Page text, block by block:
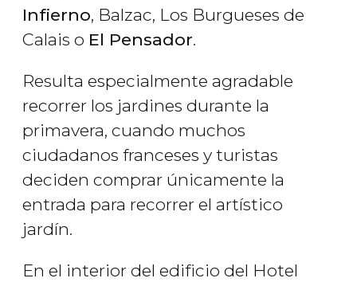
Infierno, Balzac, Los Burgueses de
Calais o El Pensador.
Resulta especialmente agradable
recorrer los jardines durante la
primavera, cuando muchos
ciudadanos franceses y turistas
deciden comprar únicamente la
entrada para recorrer el artístico
jardín.
En el interior del edificio del Hotel